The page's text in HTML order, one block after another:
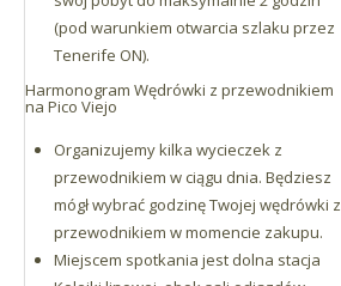
(pod warunkiem otwarcia szlaku przez
Tenerife ON).
Harmonogram Wędrówki z przewodnikiem
na Pico Viejo
Organizujemy kilka wycieczek z
przewodnikiem w ciągu dnia. Będziesz
mógł wybrać godzinę Twojej wędrówki z
przewodnikiem w momencie zakupu.
Miejscem spotkania jest dolna stacja